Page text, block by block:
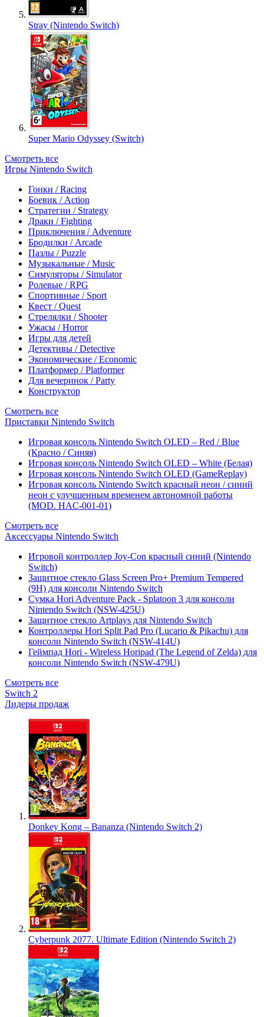
Stray (Nintendo Switch)
Super Mario Odyssey (Switch)
Смотреть все
Игры Nintendo Switch
Гонки / Racing
Боевик / Action
Стратегии / Strategy
Драки / Fighting
Приключения / Adventure
Бродилки / Arcade
Пазлы / Puzzle
Музыкальные / Music
Симуляторы / Simulator
Ролевые / RPG
Спортивные / Sport
Квест / Quest
Стрелялки / Shooter
Ужасы / Horror
Игры для детей
Детективы / Detective
Экономические / Economic
Платформер / Platformer
Для вечеринок / Party
Конструктор
Смотреть все
Приставки Nintendo Switch
Игровая консоль Nintendo Switch OLED – Red / Blue
(Красно / Синяя)
Игровая консоль Nintendo Switch OLED – White (Белая)
Игровая консоль Nintendo Switch OLED (GameReplay)
Игровая консоль Nintendo Switch красный неон / синий
неон с улучшенным временем автономной работы
(MOD. HAC-001-01)
Смотреть все
Аксессуары Nintendo Switch
Игровой контроллер Joy-Con красный синий (Nintendo
Switch)
Защитное стекло Glass Screen Pro+ Premium Tempered
(9H) для консоли Nintendo Switch
Сумка Hori Adventure Pack - Splatoon 3 для консоли
Nintendo Switch (NSW-425U)
Защитное стекло Artplays для Nintendo Switch
Контроллеры Hori Split Pad Pro (Lucario & Pikachu) для
консоли Nintendo Switch (NSW-414U)
Геймпад Hori - Wireless Horipad (The Legend of Zelda) для
консоли Nintendo Switch (NSW-479U)
Смотреть все
Switch 2
Лидеры продаж
Donkey Kong – Bananza (Nintendo Switch 2)
Cyberpunk 2077. Ultimate Edition (Nintendo Switch 2)